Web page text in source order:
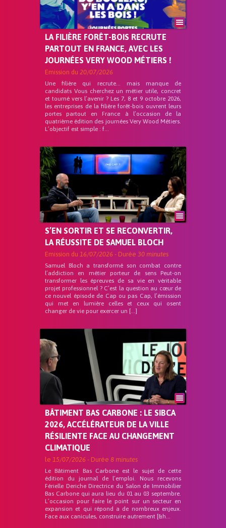
LA FILIÈRE FORÊT-BOIS RECRUTE
PARTOUT EN FRANCE, AVEC LES
JOURNÉES VERY WOOD MÉTIERS !
Emission du 20/07/2026
Une filière qui recrute… mais manque de
candidats Vous cherchez un métier utile, concret
et tourné vers l’avenir ? Les 7, 8 et 9 octobre 2026,
les entreprises de la filière forêt-bois ouvrent leurs
portes partout en France à l’occasion de la
quatrième édition des journées Very Wood Métiers.
L’objectif est simple : f...
S’EN SORTIR ET SE RECONVERTIR,
LA RÉUSSITE DE SAMUEL BLOCH
Emission du 16/07/2026 - Durée 30 minutes
Samuel Bloch a transformé son combat contre
l’addiction en métier porteur de sens Peut-on
transformer les épreuves de sa vie en véritable
projet professionnel ? C’est la question au cœur de
ce nouvel épisode de Cap ou pas Cap, l’émission
qui met en lumière celles et ceux qui osent
changer de vie pour exercer un […]
BÂTIMENT BAS CARBONE : LE SIBCA
2026, ACCÉLÉRATEUR DE LA VILLE
RÉSILIENTE FACE AU CHANGEMENT
CLIMATIQUE
le 15/07/2026 - Durée 8 minutes
Le Bâtiment Bas Carbone est le sujet de cette
édition du journal de l’emploi. Nous recevons
Férielle Deriche Directrice du Salon de Immobilier
Bas Carbone qui aura lieu du 01 au 03 septembre.
L’occasion pour faire le point sur un secteur en
expansion et qui répond a de nombreux enjeux.
Face aux canicules, construire autrement [&h...